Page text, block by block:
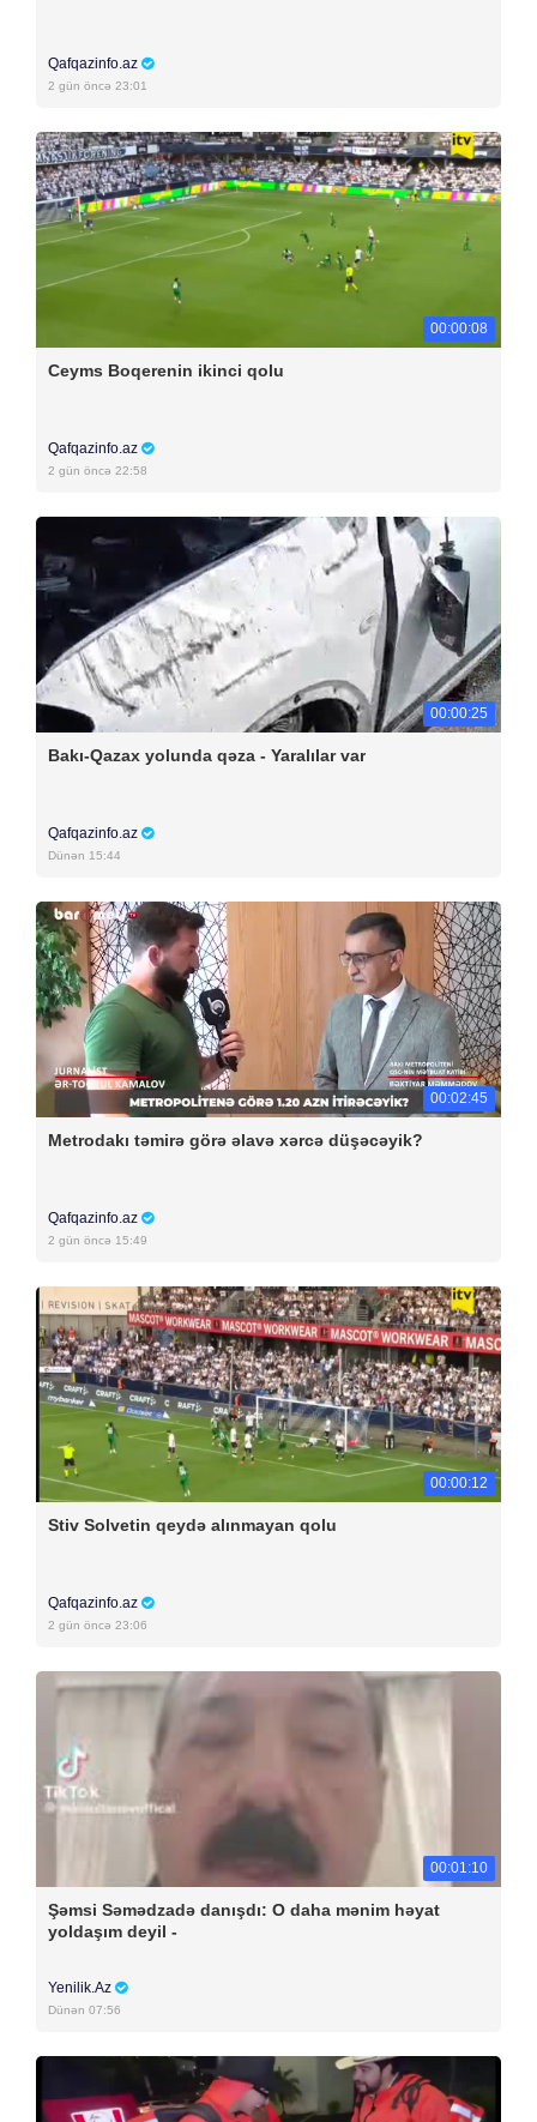
Qafqazinfo.az
2 gün öncə 23:01
00:00:08
Ceyms Boqerenin ikinci qolu
Qafqazinfo.az
2 gün öncə 22:58
00:00:25
Bakı-Qazax yolunda qəza - Yaralılar var
Qafqazinfo.az
Dünən 15:44
00:02:45
Metrodakı təmirə görə əlavə xərcə düşəcəyik?
Qafqazinfo.az
2 gün öncə 15:49
00:00:12
Stiv Solvetin qeydə alınmayan qolu
Qafqazinfo.az
2 gün öncə 23:06
00:01:10
Şəmsi Səmədzadə danışdı: O daha mənim həyat
yoldaşım deyil -
Yenilik.Az
Dünən 07:56